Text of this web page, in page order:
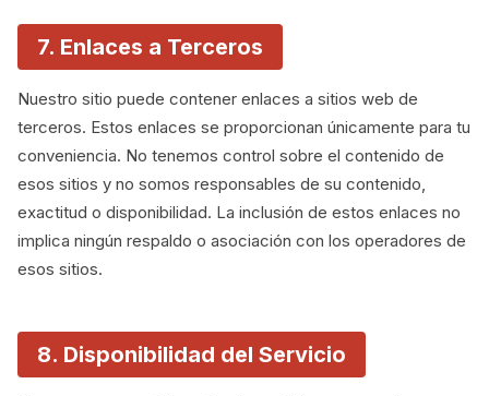
7. Enlaces a Terceros
Nuestro sitio puede contener enlaces a sitios web de
terceros. Estos enlaces se proporcionan únicamente para tu
conveniencia. No tenemos control sobre el contenido de
esos sitios y no somos responsables de su contenido,
exactitud o disponibilidad. La inclusión de estos enlaces no
implica ningún respaldo o asociación con los operadores de
esos sitios.
8. Disponibilidad del Servicio